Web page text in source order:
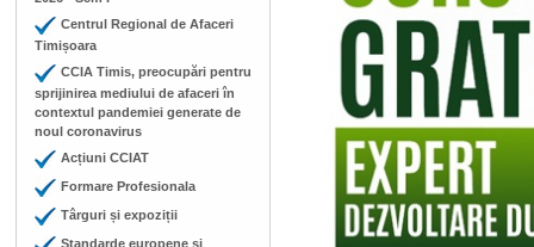
Centrul Regional de Afaceri
Timișoara
CCIA Timis, preocupări pentru
sprijinirea mediului de afaceri în
contextul pandemiei generate de
noul coronavirus
Acțiuni CCIAT
Formare Profesionala
Târguri și expoziții
Standarde europene și